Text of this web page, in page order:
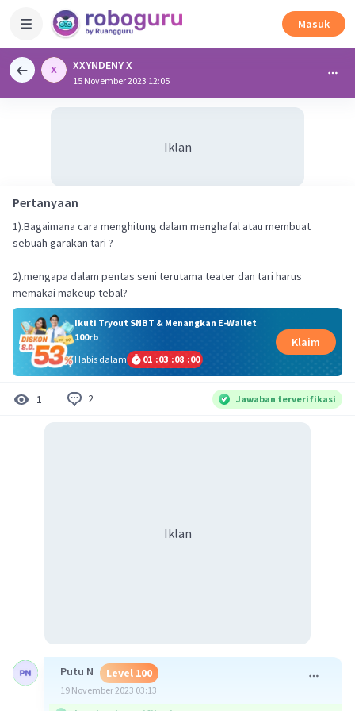
Masuk
XXYNDENY X
15 November 2023 12:05
Iklan
Pertanyaan
1).Bagaimana cara menghitung dalam menghafal atau membuat
sebuah garakan tari ?
2).mengapa dalam pentas seni terutama teater dan tari harus
memakai makeup tebal?
Ikuti Tryout SNBT & Menangkan E-Wallet
100rb
Habis dalam
01 :03 :08 :00
Klaim
1 2 Jawaban terverifikasi
Iklan
Putu N Level 100
19 November 2023 03:13